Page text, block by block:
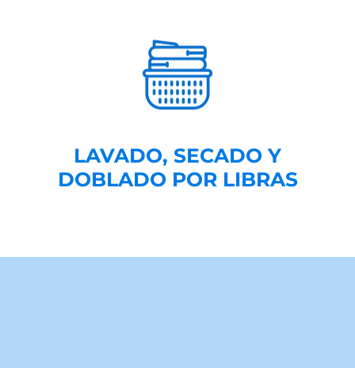
LAVADO, SECADO Y
DOBLADO POR LIBRAS